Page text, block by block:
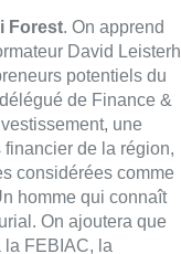
compagnie de
également au
avec la Banque
c’est toujours
on se prépare à
rien du côté
nouvelle. Le signe
du dossier et